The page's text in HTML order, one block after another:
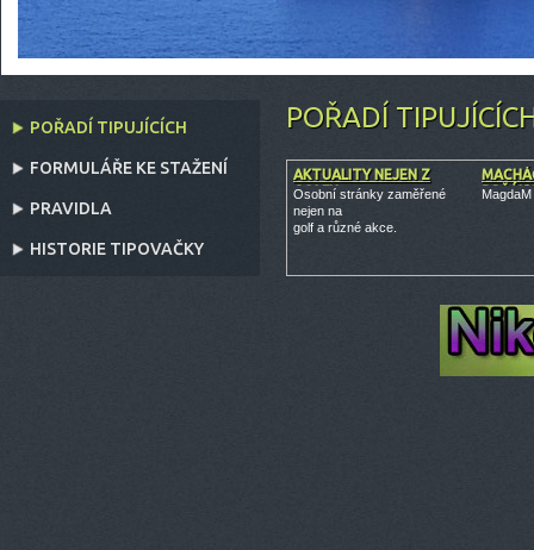
POŘADÍ
AKTUALITY NEJEN Z
GOLFU
Osobní stránky zaměřené
nejen na
golf a různé akce.
DRŽÁKY
POŘADÍ TIPUJÍCÍCH
FORMULÁŘE KE STAŽENÍ
PRAVIDLA
HISTORIE TIPOVAČKY